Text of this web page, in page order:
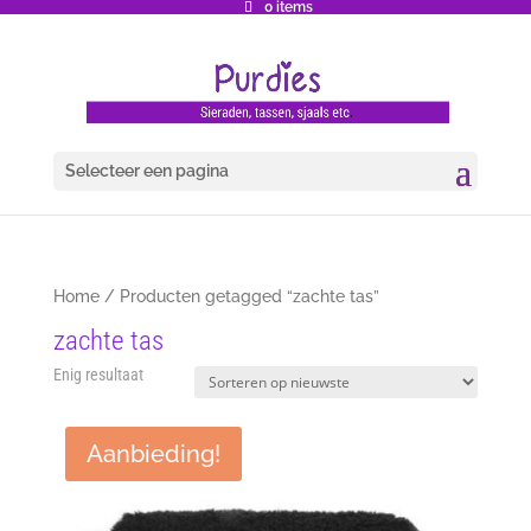
0 items
Selecteer een pagina
Home/ Producten getagged “zachte tas”
zachte tas
Enig resultaat
Aanbieding!